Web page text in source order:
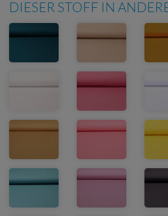
DIESER STOFF IN